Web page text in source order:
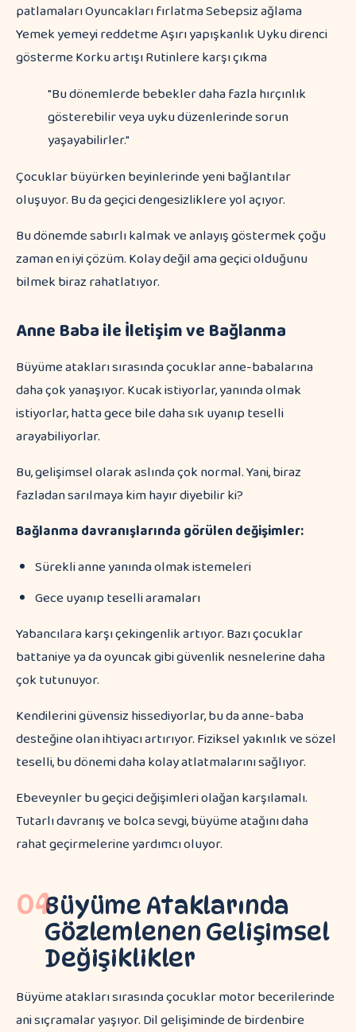
patlamaları Oyuncakları fırlatma Sebepsiz ağlama
Yemek yemeyi reddetme Aşırı yapışkanlık Uyku direnci
gösterme Korku artışı Rutinlere karşı çıkma
"Bu dönemlerde bebekler daha fazla hırçınlık
gösterebilir veya uyku düzenlerinde sorun
yaşayabilirler."
Çocuklar büyürken beyinlerinde yeni bağlantılar
oluşuyor. Bu da geçici dengesizliklere yol açıyor.
Bu dönemde sabırlı kalmak ve anlayış göstermek çoğu
zaman en iyi çözüm. Kolay değil ama geçici olduğunu
bilmek biraz rahatlatıyor.
Anne Baba ile İletişim ve Bağlanma
Büyüme atakları sırasında çocuklar anne-babalarına
daha çok yanaşıyor. Kucak istiyorlar, yanında olmak
istiyorlar, hatta gece bile daha sık uyanıp teselli
arayabiliyorlar.
Bu, gelişimsel olarak aslında çok normal. Yani, biraz
fazladan sarılmaya kim hayır diyebilir ki?
Bağlanma davranışlarında görülen değişimler:
Sürekli anne yanında olmak istemeleri
Gece uyanıp teselli aramaları
Yabancılara karşı çekingenlik artıyor. Bazı çocuklar
battaniye ya da oyuncak gibi güvenlik nesnelerine daha
çok tutunuyor.
Kendilerini güvensiz hissediyorlar, bu da anne-baba
desteğine olan ihtiyacı artırıyor. Fiziksel yakınlık ve sözel
teselli, bu dönemi daha kolay atlatmalarını sağlıyor.
Ebeveynler bu geçici değişimleri olağan karşılamalı.
Tutarlı davranış ve bolca sevgi, büyüme atağını daha
rahat geçirmelerine yardımcı oluyor.
04Büyüme Ataklarında
Gözlemlenen Gelişimsel
Değişiklikler
Büyüme atakları sırasında çocuklar motor becerilerinde
ani sıçramalar yaşıyor. Dil gelişiminde de birdenbire